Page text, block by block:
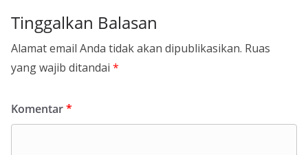
Tinggalkan Balasan
Alamat email Anda tidak akan dipublikasikan. Ruas
yang wajib ditandai *
Komentar*